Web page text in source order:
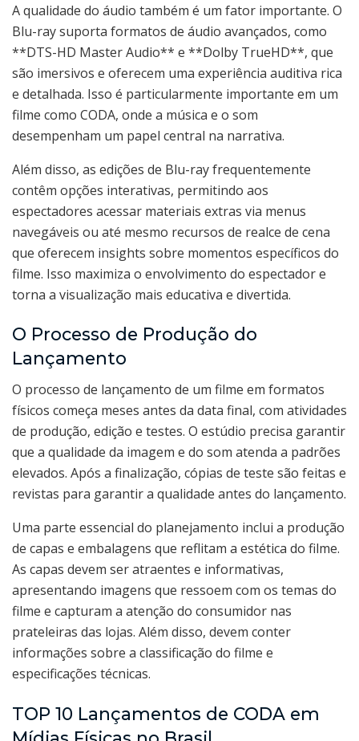
A qualidade do áudio também é um fator importante. O
Blu-ray suporta formatos de áudio avançados, como
**DTS-HD Master Audio** e **Dolby TrueHD**, que
são imersivos e oferecem uma experiência auditiva rica
e detalhada. Isso é particularmente importante em um
filme como CODA, onde a música e o som
desempenham um papel central na narrativa.
Além disso, as edições de Blu-ray frequentemente
contêm opções interativas, permitindo aos
espectadores acessar materiais extras via menus
navegáveis ou até mesmo recursos de realce de cena
que oferecem insights sobre momentos específicos do
filme. Isso maximiza o envolvimento do espectador e
torna a visualização mais educativa e divertida.
O Processo de Produção do
Lançamento
O processo de lançamento de um filme em formatos
físicos começa meses antes da data final, com atividades
de produção, edição e testes. O estúdio precisa garantir
que a qualidade da imagem e do som atenda a padrões
elevados. Após a finalização, cópias de teste são feitas e
revistas para garantir a qualidade antes do lançamento.
Uma parte essencial do planejamento inclui a produção
de capas e embalagens que reflitam a estética do filme.
As capas devem ser atraentes e informativas,
apresentando imagens que ressoem com os temas do
filme e capturam a atenção do consumidor nas
prateleiras das lojas. Além disso, devem conter
informações sobre a classificação do filme e
especificações técnicas.
TOP 10 Lançamentos de CODA em